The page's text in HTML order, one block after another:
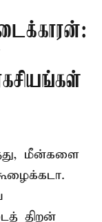
மீன்களை
திறன்